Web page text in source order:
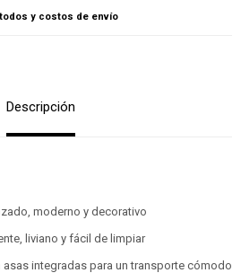
y costos de envío
Descripción
moderno y decorativo
liviano y fácil de limpiar
integradas para un transporte cómodo